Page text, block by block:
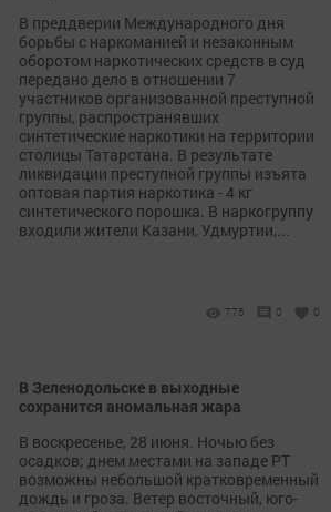
В преддверии Международного дня
борьбы с наркоманией и незаконным
оборотом наркотических средств в суд
передано дело в отношении 7
участников организованной преступной
группы, распространявших
синтетические наркотики на территории
столицы Татарстана. В результате
ликвидации преступной группы изъята
оптовая партия наркотика - 4 кг
синтетического порошка. В наркогруппу
входили жители Казани, Удмуртии,...
775 0 0
В Зеленодольске в выходные
сохранится аномальная жара
В воскресенье, 28 июня. Ночью без
осадков; днем местами на западе РТ
возможны небольшой кратковременный
дождь и гроза. Ветер восточный, юго-